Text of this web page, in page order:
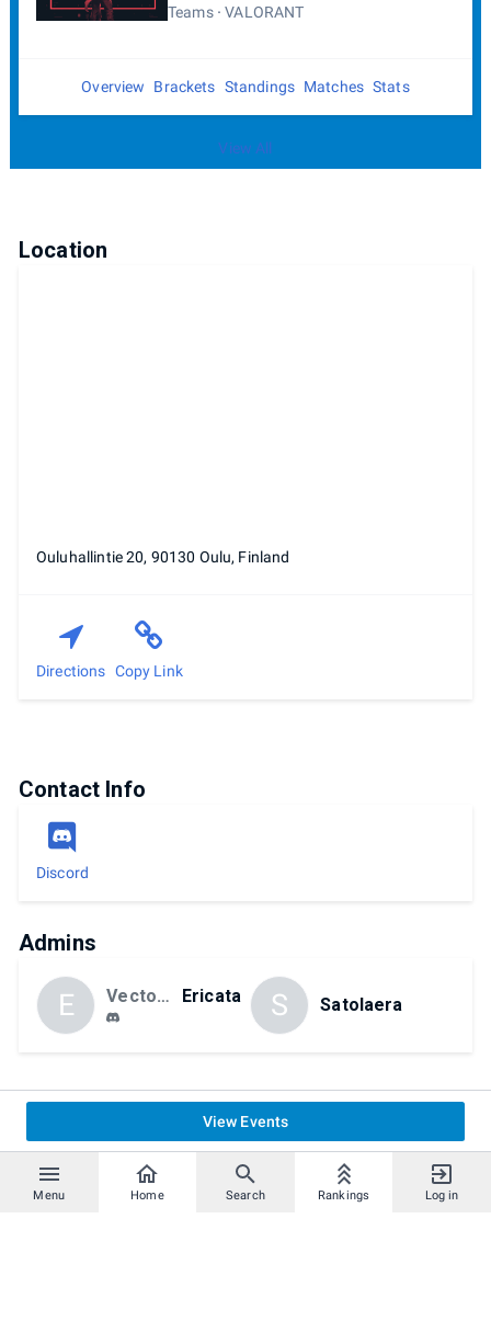
Menu Home Search Rankings Log in
Teams VALORANT
Overview Brackets Standings Matches Stats
View All
Location
Ouluhallintie 20, 90130 Oulu, Finland
Directions Copy Link
Contact Info
Discord
Admins
E Vectorama Ericata S Satolaera
View Events